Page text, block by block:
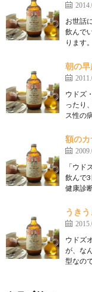
お世話
飲んで
ります
朝の
ウドズ
ったり
ス性の
額のカ
「ウド
飲んで3
健康診
うき
ウドズ
が、な
型なの